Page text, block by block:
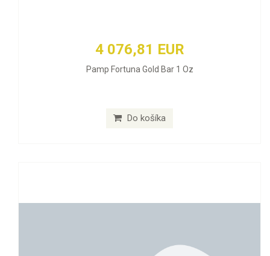
4 076,81 EUR
Pamp Fortuna Gold Bar 1 Oz
Do košíka